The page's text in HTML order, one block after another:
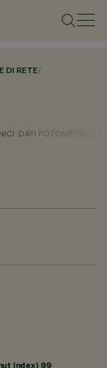
DI RETE/
DATI FOTOMETRICI
Index) 99